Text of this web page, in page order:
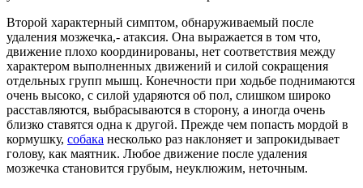
Второй характерный симптом, обнаруживаемый после
удаления мозжечка,- атаксия. Она выражается в том что,
движение плохо координированы, нет соответствия между
характером выполненных движений и силой сокращения
отдельных групп мышц. Конечности при ходьбе поднимаются
очень высоко, с силой ударяются об пол, слишком широко
расставляются, выбрасываются в сторону, а иногда очень
близко ставятся одна к другой. Прежде чем попасть мордой в
кормушку, собака несколько раз наклоняет и запрокидывает
голову, как маятник. Любое движение после удаления
мозжечка становится грубым, неуклюжим, неточным.